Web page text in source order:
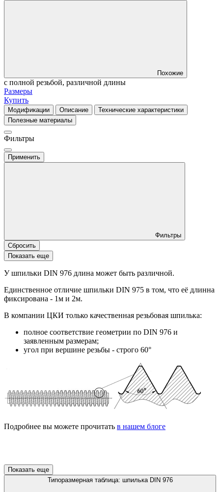
Похожие
с полной резьбой, различной длины
Размеры
Купить
Модификации Описание
Технические характеристики
Полезные материалы
Фильтры
Применить
Фильтры
Сбросить
Показать еще
У шпильки DIN 976 длина может быть различной.
Единственное отличие шпильки DIN 975 в том, что её длинна
фиксирована - 1м и 2м.
В компании ЦКИ только качественная резьбовая шпилька:
полное соответствие геометрии по DIN 976 и
заявленным размерам;
угол при вершине резьбы - строго 60°
Подробнее вы можете прочитать в нашем блоге
Показать еще
Типоразмерная таблица: шпилька DIN 976